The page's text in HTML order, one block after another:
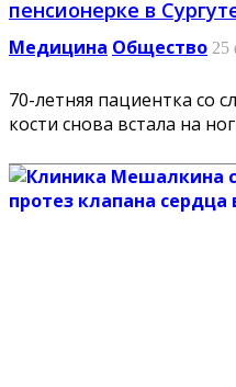
пенсионерке в
Медицина Общество 25
70-летняя пациентка со
кости снова встала на